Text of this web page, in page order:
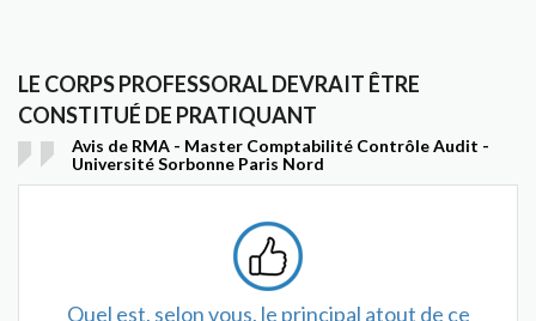
LE CORPS PROFESSORAL DEVRAIT ÊTRE
CONSTITUÉ DE PRATIQUANT
Avis de RMA - Master Comptabilité Contrôle Audit -
Université Sorbonne Paris Nord
Quel est, selon vous, le principal atout de ce